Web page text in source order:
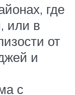
где
или в
от
и
с